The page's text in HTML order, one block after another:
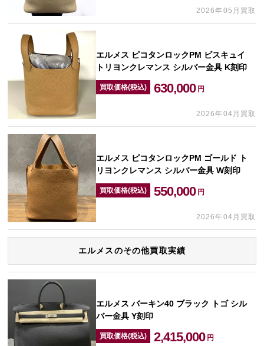
2026年05月買取
エルメス ピコタンロックPM ビスキュイ
トリヨンクレマンス シルバー金具 K刻印
買取価格(税込) 630,000 円
2026年04月買取
エルメス ピコタンロックPM ゴールド ト
リヨンクレマンス シルバー金具 W刻印
買取価格(税込) 550,000 円
2026年04月買取
エルメスのその他買取実績
エルメス バーキン40 ブラック トゴ シル
バー金具 Y刻印
買取価格(税込) 2,415,000 円